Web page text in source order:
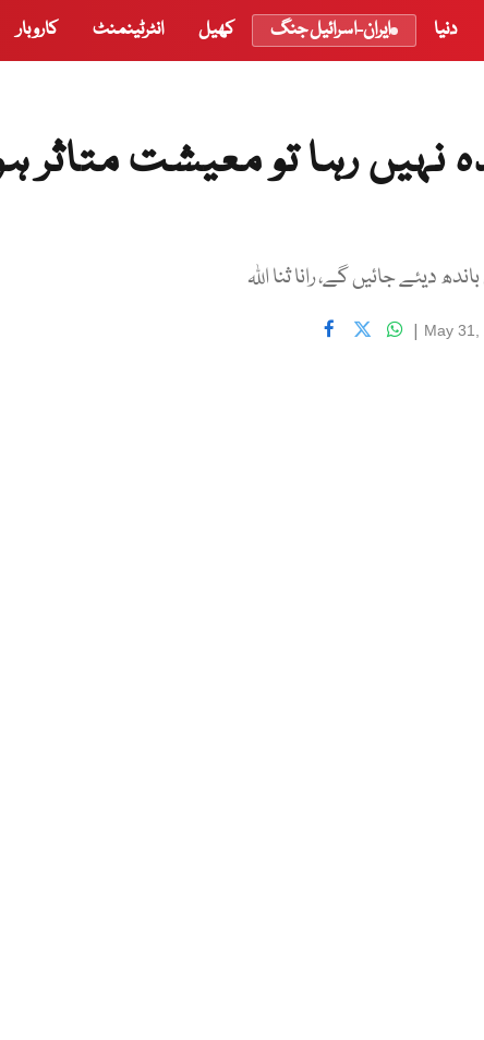
دنیا ایران-اسرائیل جنگ کھیل انٹرٹینمنٹ کاروبار
نہیں رہا تو معیشت متاثر
دیئے جائیں گے، رانا ثنا اللہ
May 31,
|